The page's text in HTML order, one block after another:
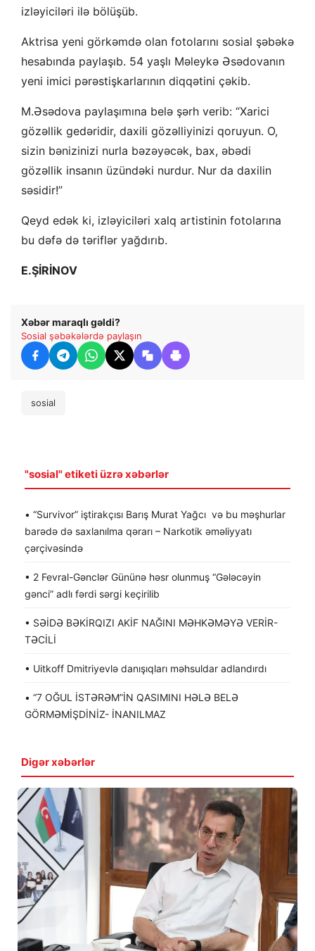
izləyiciləri ilə bölüşüb.
Aktrisa yeni görkəmdə olan fotolarını sosial şəbəkə
hesabında paylaşıb. 54 yaşlı Məleykə Əsədovanın
yeni imici pərəstişkarlarının diqqətini çəkib.
M.Əsədova paylaşımına belə şərh verib: “Xarici
gözəllik gedəridir, daxili gözəlliyinizi qoruyun. O,
sizin bənizinizi nurla bəzəyəcək, bax, əbədi
gözəllik insanın üzündəki nurdur. Nur da daxilin
səsidir!”
Qeyd edək ki, izləyiciləri xalq artistinin fotolarına
bu dəfə də təriflər yağdırıb.
E.ŞİRİNOV
Xəbər maraqlı gəldi?
Sosial şəbəkələrdə paylaşın
sosial
"sosial" etiketi üzrə xəbərlər
• “Survivor” iştirakçısı Barış Murat Yağcı və bu məşhurlar
barədə də saxlanılma qərarı – Narkotik əməliyyatı
çərçivəsində
• 2 Fevral-Gənclər Gününə həsr olunmuş “Gələcəyin
gənci” adlı fərdi sərgi keçirilib
• SƏİDƏ BƏKİRQIZI AKİF NAĞINI MƏHKƏMƏYƏ VERİR-
TƏCİLİ
• Uitkoff Dmitriyevlə danışıqları məhsuldar adlandırdı
• “7 OĞUL İSTƏRƏM”İN QASIMINI HƏLƏ BELƏ
GÖRMƏMİŞDİNİZ- İNANILMAZ
Digər xəbərlər